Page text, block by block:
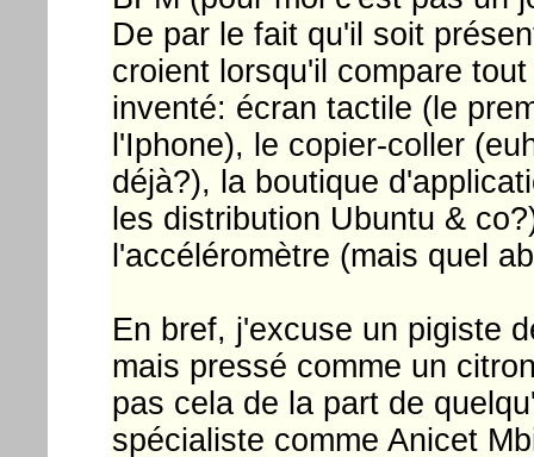
De par le fait qu'il soit
croient lorsqu'il compare
inventé: écran tactile (le
l'Iphone), le copier-coller
déjà?), la boutique
les distribution Ubuntu &
l'accéléromètre (mais quel
En bref, j'excuse un pigiste
mais pressé comme un
pas cela de la part de
spécialiste comme Anicet